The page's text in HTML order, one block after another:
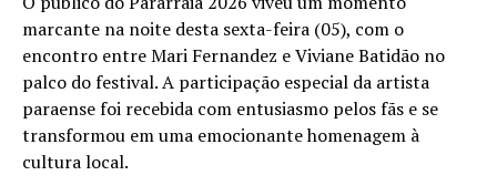
marcante na noite desta sexta-feira (05), com o
encontro entre Mari Fernandez e Viviane Batidão no
palco do festival. A participação especial da artista
paraense foi recebida com entusiasmo pelos fãs e se
transformou em uma emocionante homenagem à
cultura local.